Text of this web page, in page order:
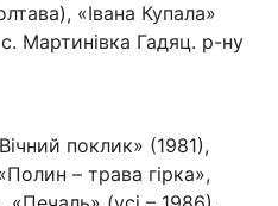
«Івана Купала»
Мартинівка Гадяц. р-ну
поклик» (1981),
– трава гірка»,